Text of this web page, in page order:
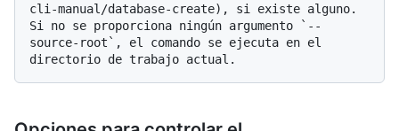
cli-manual/database-create), si existe alguno.
Si no se proporciona ningún argumento `--
source-root`, el comando se ejecuta en el